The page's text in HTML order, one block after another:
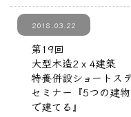
2018.03.22
第19回
大型木造2ｘ4建築
特養併設ショートス
セミナー『5つの建
で建てる』